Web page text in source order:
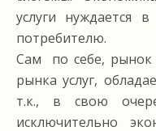
услуги нуждается
потребителю.
Сам по себе, рынок
рынка услуг,
т.к., в свою
исключительно